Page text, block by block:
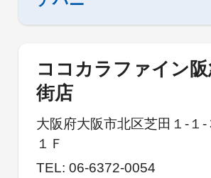
ココカラファイン
街店
大阪府大阪市北区芝田１-１-
１Ｆ
TEL: 06-6372-0054